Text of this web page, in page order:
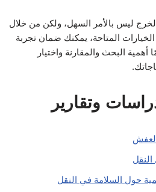
ليس بالأمر السهل، ولكن من خلال
الخيارات المتاحة، يمكنك ضمان تجربة
البحث والمقارنة واختيار
وتقارير
النقل
حول السلامة في النقل